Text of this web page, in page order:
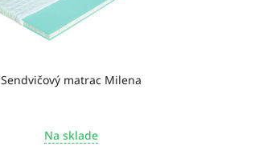
Sendvičový matrac Milena
Na sklade